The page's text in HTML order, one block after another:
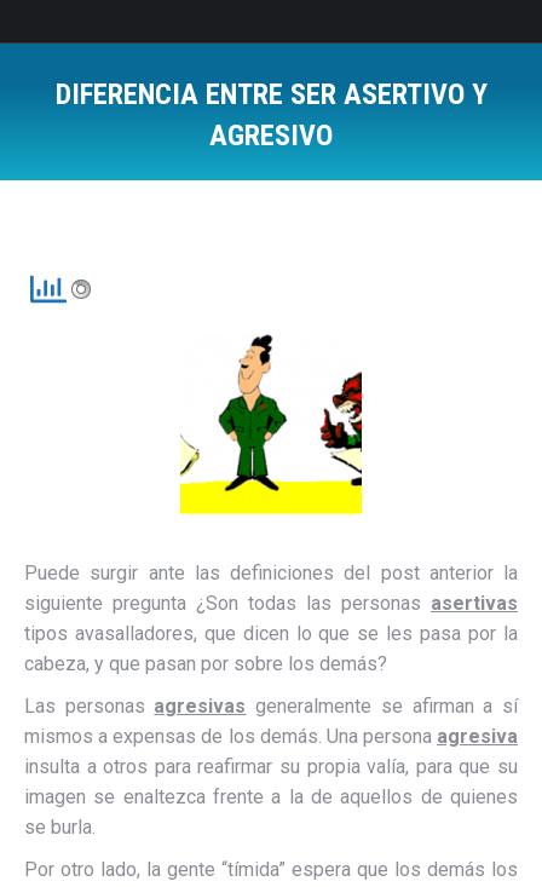
DIFERENCIA ENTRE SER ASERTIVO Y
AGRESIVO
Puede surgir ante las definiciones del post anterior la
siguiente pregunta ¿Son todas las personas asertivas
tipos avasalladores, que dicen lo que se les pasa por la
cabeza, y que pasan por sobre los demás?
Las personas agresivas generalmente se afirman a sí
mismos a expensas de los demás. Una persona agresiva
insulta a otros para reafirmar su propia valía, para que su
imagen se enaltezca frente a la de aquellos de quienes
se burla.
Por otro lado, la gente “tímida” espera que los demás los